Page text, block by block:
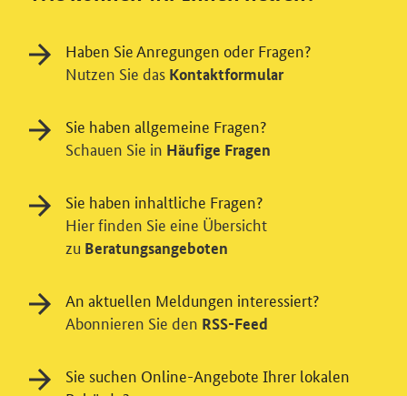
Einwilligung in Tracking und / oder
Haben Sie Anregungen oder Fragen?
Nutzen Sie das Kontaktformular
Sie haben allgemeine Fragen?
Schauen Sie in Häufige Fragen
Sie haben inhaltliche Fragen?
Hier finden Sie eine Übersicht
zu Beratungsangeboten
An aktuellen Meldungen interessiert?
Abonnieren Sie den RSS-Feed
Sie suchen Online-Angebote Ihrer lokalen